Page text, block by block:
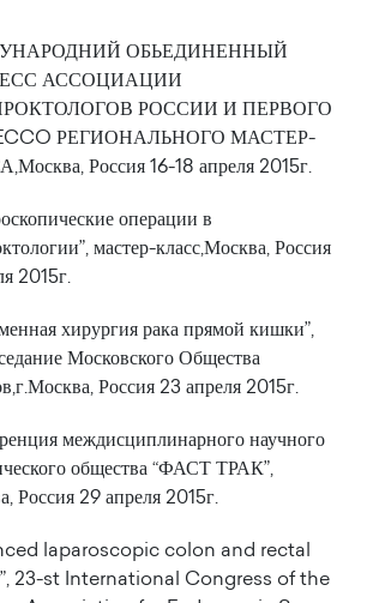
ОБЬЕДИНЕННЫЙ
АССОЦИАЦИИ
РОССИИ И ПЕРВОГО
РЕГИОНАЛЬНОГО МАСТЕР-
Россия 16-18 апреля 2015г.
операции в
мастер-класс,Москва, Россия
2015г.
хирургия рака прямой кишки”,
Московского Общества
Россия 23 апреля 2015г.
междисциплинарного научного
общества “ФАСТ ТРАК”,
Россия 29 апреля 2015г.
laparoscopic colon and rectal
23-st International Congress of the